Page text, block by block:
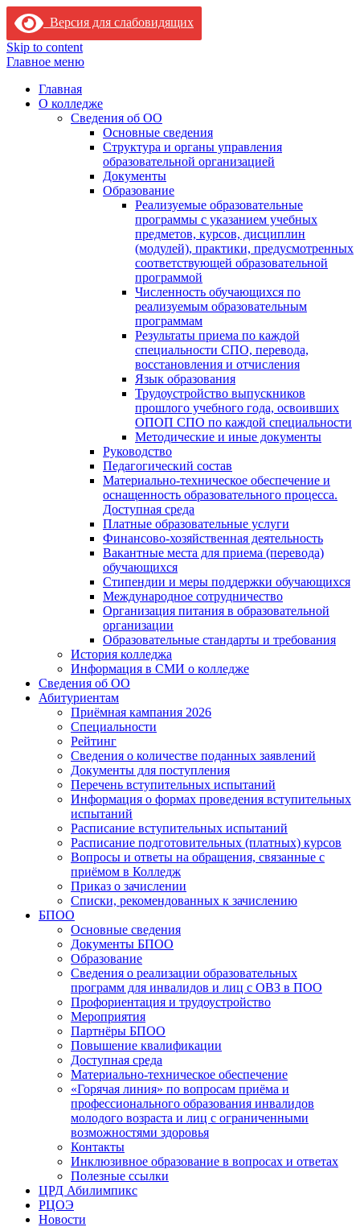
Версия для слабовидящих
Skip to content
Главное меню
Главная
О колледже
Сведения об ОО
Основные сведения
Структура и органы управления
образовательной организацией
Документы
Образование
Реализуемые образовательные
программы с указанием учебных
предметов, курсов, дисциплин
(модулей), практики, предусмотренных
соответствующей образовательной
программой
Численность обучающихся по
реализуемым образовательным
программам
Результаты приема по каждой
специальности СПО, перевода,
восстановления и отчисления
Язык образования
Трудоустройство выпускников
прошлого учебного года, освоивших
ОПОП СПО по каждой специальности
Методические и иные документы
Руководство
Педагогический состав
Материально-техническое обеспечение и
оснащенность образовательного процесса.
Доступная среда
Платные образовательные услуги
Финансово-хозяйственная деятельность
Вакантные места для приема (перевода)
обучающихся
Стипендии и меры поддержки обучающихся
Международное сотрудничество
Организация питания в образовательной
организации
Образовательные стандарты и требования
История колледжа
Информация в СМИ о колледже
Сведения об ОО
Абитуриентам
Приёмная кампания 2026
Специальности
Рейтинг
Сведения о количестве поданных заявлений
Документы для поступления
Перечень вступительных испытаний
Информация о формах проведения вступительных
испытаний
Расписание вступительных испытаний
Расписание подготовительных (платных) курсов
Вопросы и ответы на обращения, связанные с
приёмом в Колледж
Приказ о зачислении
Списки, рекомендованных к зачислению
БПОО
Основные сведения
Документы БПОО
Образование
Сведения о реализации образовательных
программ для инвалидов и лиц с ОВЗ в ПОО
Профориентация и трудоустройство
Мероприятия
Партнёры БПОО
Повышение квалификации
Доступная среда
Материально-техническое обеспечение
«Горячая линия» по вопросам приёма и
профессионального образования инвалидов
молодого возраста и лиц с ограниченными
возможностями здоровья
Контакты
Инклюзивное образование в вопросах и ответах
Полезные ссылки
ЦРД Абилимпикс
РЦОЭ
Новости